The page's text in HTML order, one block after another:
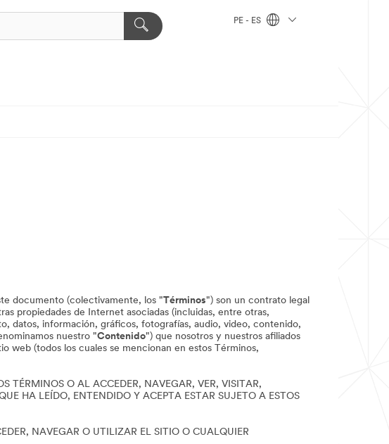
PE - ES
documento (colectivamente, los "Términos") son un contrato legal
propiedades de Internet asociadas (incluidas, entre otras,
datos, información, gráficos, fotografías, audio, video, contenido,
nuestro "Contenido") que nosotros y nuestros afiliados
web (todos los cuales se mencionan en estos Términos,
TÉRMINOS O AL ACCEDER, NAVEGAR, VER, VISITAR,
HA LEÍDO, ENTENDIDO Y ACEPTA ESTAR SUJETO A ESTOS
NAVEGAR O UTILIZAR EL SITIO O CUALQUIER